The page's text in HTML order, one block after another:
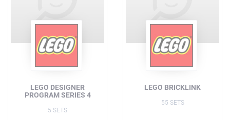
LEGO DESIGNER
PROGRAM SERIES 4
5 SETS
LEGO BRICKLINK
55 SETS